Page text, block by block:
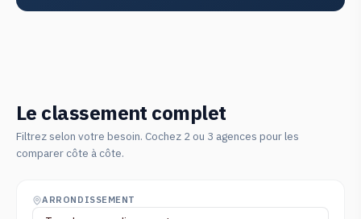
Le classement complet
Filtrez selon votre besoin. Cochez 2 ou 3 agences pour les
comparer côte à côte.
ARRONDISSEMENT